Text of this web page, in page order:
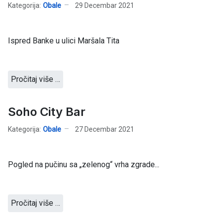
Kategorija: Obale 29 Decembar 2021
Ispred Banke u ulici Maršala Tita
Pročitaj više …
Soho City Bar
Kategorija: Obale 27 Decembar 2021
Pogled na pučinu sa „zelenog“ vrha zgrade...
Pročitaj više …